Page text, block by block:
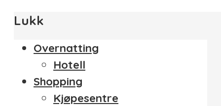
Lukk
Overnatting
Hotell
Shopping
Kjøpesentre